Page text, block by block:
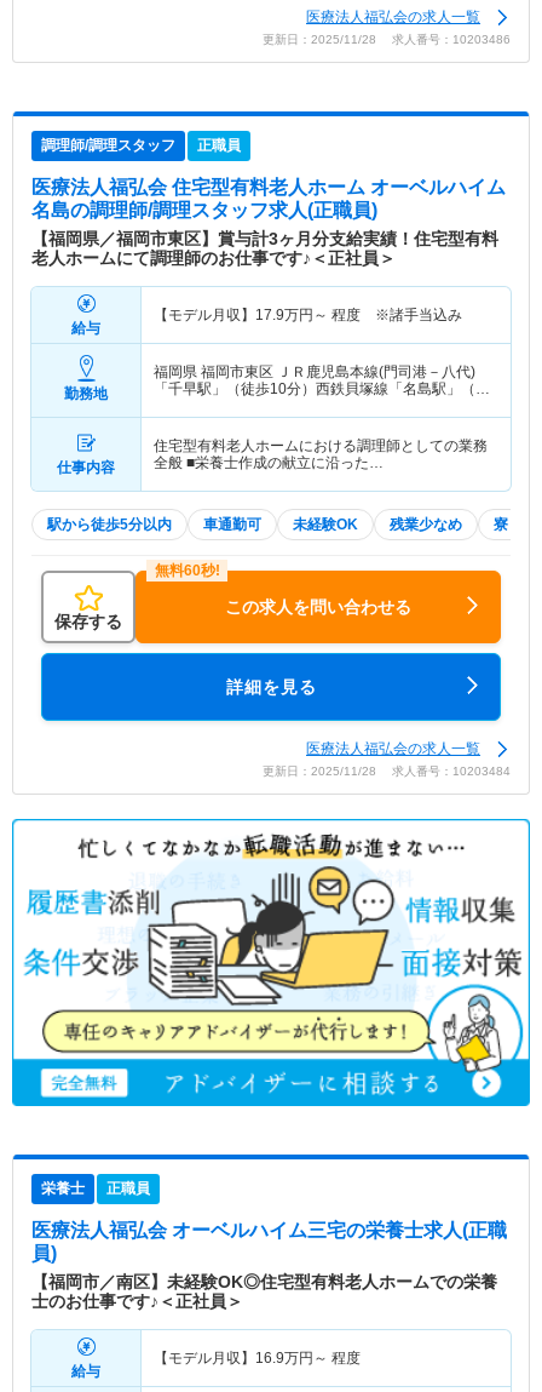
医療法人福弘会の求人一覧
更新日：2025/11/28 求人番号：10203486
調理師/調理スタッフ 正職員
医療法人福弘会 住宅型有料老人ホーム オーベルハイム
名島の調理師/調理スタッフ求人(正職員)
【福岡県／福岡市東区】賞与計3ヶ月分支給実績！住宅型有料
老人ホームにて調理師のお仕事です♪＜正社員＞
給与
【モデル月収】 17.9万円～ 程度 ※諸手当込み
勤務地
福岡県 福岡市東区
ＪＲ鹿児島本線(門司港－八代)
「千早駅」（徒歩10分）西鉄貝塚線「名島駅」（徒
仕事内容
住宅型有料老人ホームにおける調理師としての業務
全般 ■栄養士作成の献立に沿った…
駅から徒歩5分以内 車通勤可 未経験OK 残業少なめ 寮・借
保存する
この求人を問い合わせる
詳細を見る
医療法人福弘会の求人一覧
更新日：2025/11/28 求人番号：10203484
栄養士 正職員
医療法人福弘会 オーベルハイム三宅の栄養士求人(正職
員)
【福岡市／南区】未経験OK◎住宅型有料老人ホームでの栄養
士のお仕事です♪＜正社員＞
給与
【モデル月収】 16.9万円～ 程度